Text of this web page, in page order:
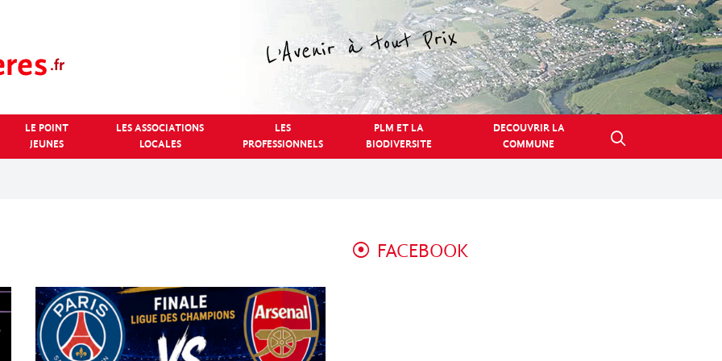
LE POINT
JEUNES
LES ASSOCIATIONS
LOCALES
LES
PROFESSIONNELS
PLM ET LA
BIODIVERSITE
DECOUVRIR LA
COMMUNE
FACEBOOK